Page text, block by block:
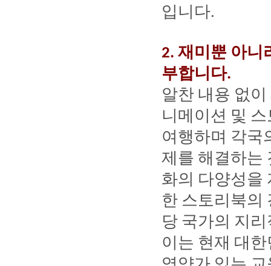
입니다.
2. 재미뿐 아니
부합니다.
알찬 내용 없이
니메이션 및
여행하며 각국
제를 해결하는
화의 다양성을
한 스토리북의
당 국가의 지리
이는 현재 대한